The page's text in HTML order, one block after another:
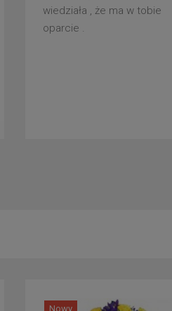
wiedziała , że ma w tobie
oparcie .
Nowy